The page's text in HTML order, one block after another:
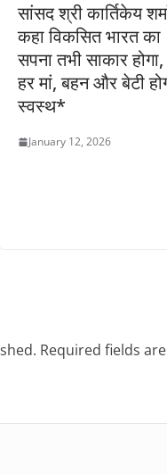
सांसद श्री कार्तिकेय
कहा विकसित भारत का
सपना तभी साकार
हर मां, बहन और बेटी
स्वस्थ*
January 12, 2026
Required fields